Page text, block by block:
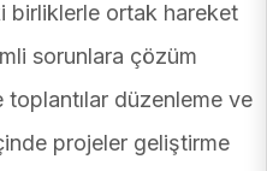
birliklerle ortak hareket
sorunlara çözüm
düzenleme ve
projeler geliştirme